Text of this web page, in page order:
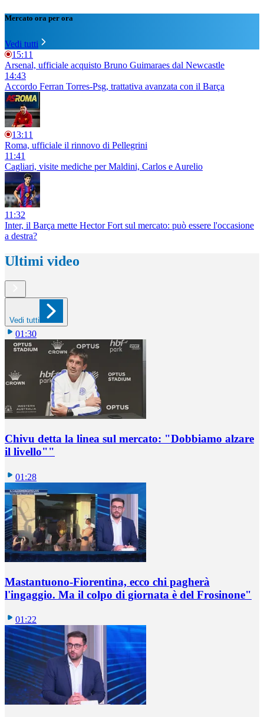
Mercato ora per ora
Vedi tutti
15:11
Arsenal, ufficiale acquisto Bruno Guimaraes dal Newcastle
14:43
Accordo Ferran Torres-Psg, trattativa avanzata con il Barça
13:11
Roma, ufficiale il rinnovo di Pellegrini
11:41
Cagliari, visite mediche per Maldini, Carlos e Aurelio
11:32
Inter, il Barça mette Hector Fort sul mercato: può essere l'occasione
a destra?
Ultimi video
Vedi tutti
01:30
Chivu detta la linea sul mercato: "Dobbiamo alzare
il livello""
01:28
Mastantuono-Fiorentina, ecco chi pagherà
l'ingaggio. Ma il colpo di giornata è del Frosinone"
01:22